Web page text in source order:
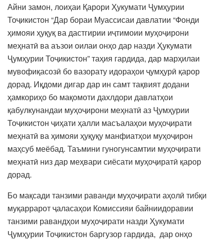
Айни замон, лоиҳаи Қарори Ҳукумати Ҷумҳурии
Тоҷикистон “Дар бораи Муассисаи давлатии “Фонди
ҳимояи ҳуқуқ ва дастгирии иҷтимоии муҳоҷирони
меҳнатӣ ва аъзои оилаи онҳо дар назди Ҳукумати
Ҷумҳурии Тоҷикистон” таҳия гардида, дар марҳилаи
мувофиқасозӣ бо вазорату идораҳои ҷумҳурӣ қарор
дорад. Иқдоми дигар дар ин самт тақвият додани
ҳамкориҳо бо мақомоти дахлдори давлатҳои
қабулкунандаи муҳоҷирони меҳнатӣ аз Ҷумҳурии
Тоҷикистон ҷиҳати ҳалли масъалаҳои муҳоҷирати
меҳнатӣ ва ҳимояи ҳуқуқу манфиатҳои муҳоҷирон
маҳсуб меёбад. Таъмини гуногунсамтии муҳоҷирати
меҳнатӣ низ дар меҳвари сиёсати муҳоҷиратӣ қарор
дорад.
Бо мақсади танзими раванди муҳоҷирати аҳолӣ тибқи
муқаррарот ҷаласаҳои Комиссияи байниидоравии
танзими равандҳои муҳоҷирати назди Ҳукумати
Ҷумҳурии Тоҷикистон баргузор гардида, дар онҳо